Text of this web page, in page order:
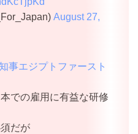
August 27,
事エジプトファースト
での雇用に有益な研修
だが